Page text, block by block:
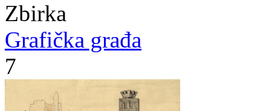
Zbirka
Grafička građa
7